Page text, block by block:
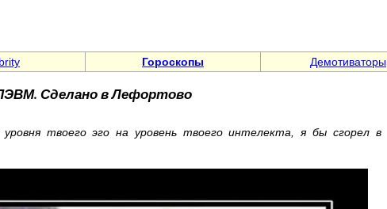
Гороскопы Демотиваторы
Сделано в Лефортово
твоего эго на уровень твоего интелекта, я бы сгорел в